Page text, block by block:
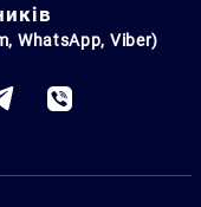
WhatsApp, Viber)